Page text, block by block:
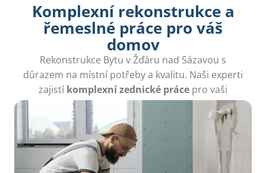
Komplexní rekonstrukce a
řemeslné práce pro váš
domov
Rekonstrukce Bytu v Žďáru nad Sázavou s
důrazem na místní potřeby a kvalitu. Naši experti
zajistí komplexní zednické práce pro vaši
spokojenost.